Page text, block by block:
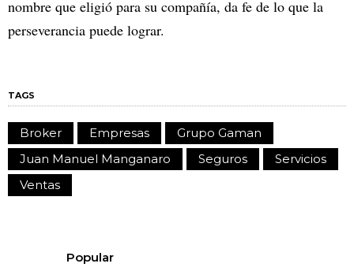
nombre que eligió para su compañía, da fe de lo que la
perseverancia puede lograr.
TAGS
Broker Empresas
Grupo Gaman
Juan Manuel Manganaro
Seguros
Servicios
Ventas
Popular